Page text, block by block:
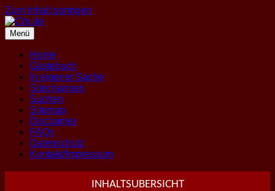
Zum Inhalt springen
Menü
Home
Gästebuch
In eigener Sache
Sitechanges
Suchen
Sitemap
Disclaimer
FAQs
Datenschutz
Kontakt/Impressum
INHALTSUBERSICHT